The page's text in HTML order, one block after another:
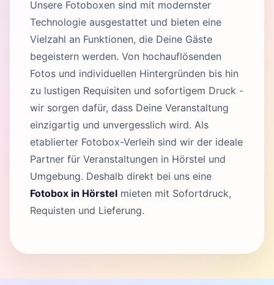
Unsere Fotoboxen sind mit modernster
Technologie ausgestattet und bieten eine
Vielzahl an Funktionen, die Deine Gäste
begeistern werden. Von hochauflösenden
Fotos und individuellen Hintergründen bis hin
zu lustigen Requisiten und sofortigem Druck -
wir sorgen dafür, dass Deine Veranstaltung
einzigartig und unvergesslich wird. Als
etablierter Fotobox-Verleih sind wir der ideale
Partner für Veranstaltungen in Hörstel und
Umgebung. Deshalb direkt bei uns eine
Fotobox in Hörstel mieten mit Sofortdruck,
Requisten und Lieferung.